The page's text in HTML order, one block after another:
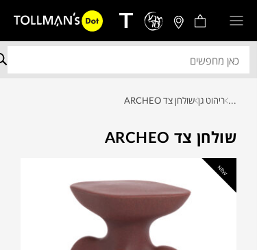
... ריהוט גן שולחן צד ARCHEO
שולחן צד ARCHEO
NEW